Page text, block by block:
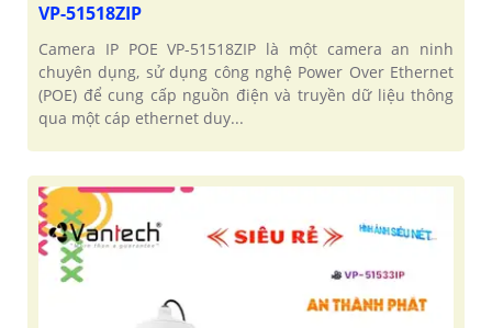
VP-51518ZIP
Camera IP POE VP-51518ZIP là một camera an ninh
chuyên dụng, sử dụng công nghệ Power Over Ethernet
(POE) để cung cấp nguồn điện và truyền dữ liệu thông
qua một cáp ethernet duy...